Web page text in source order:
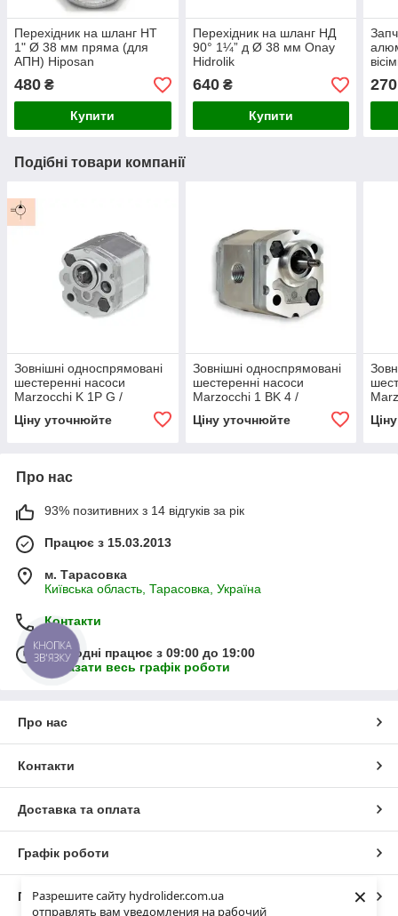
Разрешите сайту hydrolider.com.ua
отправлять вам уведомления на рабочий
×
Перехідник на шланг НТ
1" Ø 38 мм пряма (для
АПН) Hiposan
480 ₴
Купити
Перехідник на шланг НД
90° 1¼” д Ø 38 мм Onay
Hidrolik
640₴
Купити
270
Подібні товари компанії
Зовнішні односпрямовані
шестеренні насоси
Marzocchi K 1P G /
Marzocchi external single
gear K 1P G pumps
Ціну уточнюйте
Зовнішні односпрямовані
шестеренні насоси
Marzocchi 1 BK 4 /
Marzocchi external single
gear 1 BK 4 pumps
Ціну уточнюйте
Про нас
93% позитивних з 14 відгуків за рік
Працює з 15.03.2013
м. Тарасовка
Київська область, Тарасовка, Україна
Контакти
Сьогодні працює з 09:00 до 19:00
Показати весь графік роботи
Про нас
Контакти
Доставка та оплата
Графік роботи
Повна версія сайту
КНОПКА
ЗВ'ЯЗКУ